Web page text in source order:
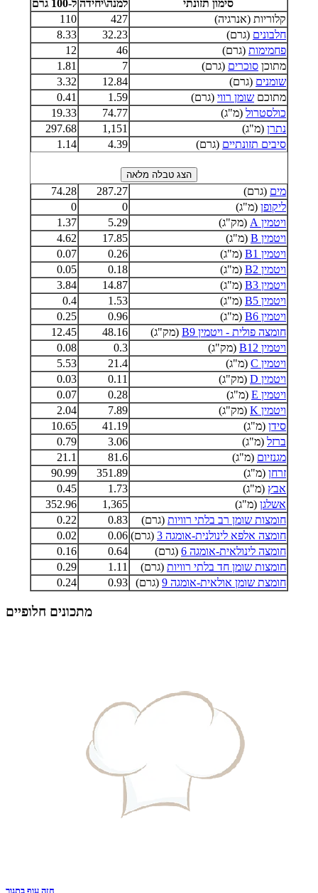
סימון תזונתי למנה\יחידה ל-100 גרם
קלוריות (אנרגיה)
427
110
חלבונים (גרם) 32.23
8.33
פחמימות (גרם) 46
12
מתוכן סוכרים (גרם) 7
1.81
שומנים (גרם) 12.84
3.32
מתוכם שומן רווי (גרם) 1.59
0.41
כולסטרול (מ"ג) 74.77
19.33
נתרן (מ"ג) 1,151
297.68
סיבים תזונתיים (גרם) 4.39
1.14
מים (גרם) 287.27
74.28
ליקופן (מ"ג) 0
0
ויטמין A
(מק"ג) 5.29
1.37
ויטמין B
(מ"ג) 17.85
4.62
ויטמין B1
(מ"ג) 0.26
0.07
ויטמין B2
(מ"ג) 0.18
0.05
ויטמין B3
(מ"ג) 14.87
3.84
ויטמין B5
(מ"ג) 1.53
0.4
ויטמין B6
(מ"ג) 0.96
0.25
חומצה פולית - ויטמין B9
(מק"ג) 48.16
12.45
ויטמין B12
(מק"ג) 0.3
0.08
ויטמין C
(מ"ג) 21.4
5.53
ויטמין D
(מק"ג) 0.11
0.03
ויטמין E
(מ"ג) 0.28
0.07
ויטמין K
(מק"ג) 7.89
2.04
סידן (מ"ג) 41.19
10.65
ברזל (מ"ג) 3.06
0.79
מגנזיום (מ"ג) 81.6
21.1
זרחן (מ"ג) 351.89
90.99
אבץ (מ"ג) 1.73
0.45
אשלגן (מ"ג) 1,365
352.96
חומצות שומן רב בלתי רוויות (גרם) 0.83
0.22
חומצה אלפא לינולנית-אומגה 3
(גרם) 0.06
0.02
חומצה לינולאית-אומגה 6
(גרם) 0.64
0.16
חומצות שומן חד בלתי רוויות (גרם) 1.11
0.29
חומצת שומן אולאית-אומגה 9
(גרם) 0.93
0.24
מתכונים חלופיים
חזה עוף בתנור